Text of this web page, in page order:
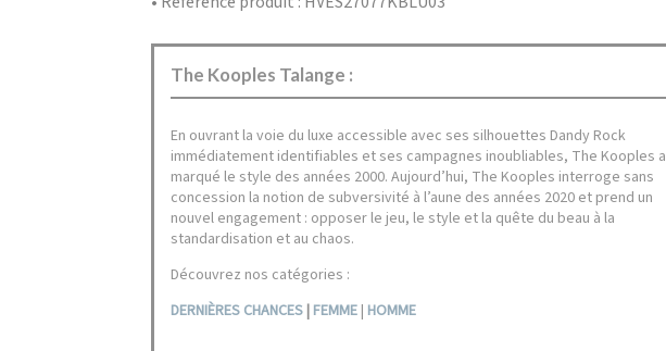
The Kooples Talange :
En ouvrant la voie du luxe accessible avec ses silhouettes Dandy Rock
immédiatement identifiables et ses campagnes inoubliables, The Kooples a
marqué le style des années 2000. Aujourd’hui, The Kooples interroge sans
concession la notion de subversivité à l’aune des années 2020 et prend un
nouvel engagement : opposer le jeu, le style et la quête du beau à la
standardisation et au chaos.
Découvrez nos catégories :
DERNIÈRES CHANCES | FEMME | HOMME